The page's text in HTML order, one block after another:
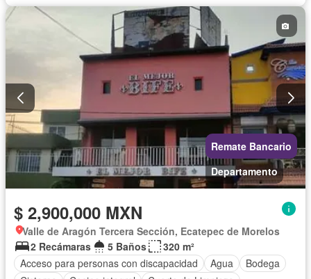
Remate Bancario
Departamento
$ 2,900,000 MXN
Valle de Aragón Tercera Sección, Ecatepec de Morelos
2 Recámaras
5 Baños
320 m²
Acceso para personas con discapacidad
Agua
Bodega